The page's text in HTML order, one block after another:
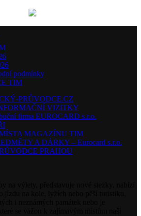
podmínky
TIM
PRŮVODCE.CZ
VIZITKY
firma EUROCARD s.r.o.
MAGAZÍNU TIM
A DÁRKY – Eurocard s.r.o.
PRAHOU